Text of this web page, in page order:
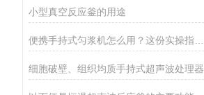
小型真空反应釜的用途
细胞破壁、组织均质手持式超声波处理器